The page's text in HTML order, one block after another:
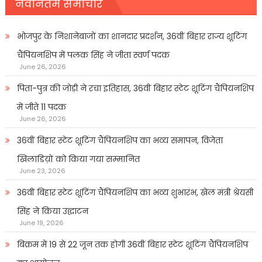
नवीनतम समाचार
भोजपुर के निशानेबाजों का शानदार प्रदर्शन, 36वीं बिहार राज्य शूटिंग
चैंपियनशिप में पलक सिंह ने जीता स्वर्ण पदक
June 26, 2026
पिता-पुत्र की जोड़ी ने रचा इतिहास, 36वीं बिहार स्टेट शूटिंग चैंपियनशिप
में जीते 11 पदक
June 26, 2026
36वीं बिहार स्टेट शूटिंग चैंपियनशिप का भव्य समापन, विजेता
खिलाडिय़ों को किया गया सम्मानित
June 23, 2026
36वीं बिहार स्टेट शूटिंग चैंपियनशिप का भव्य शुभारंभ, खेल मंत्री श्रेयसी
सिंह ने किया उद्घाटन
June 19, 2026
बिक्रम में 19 से 22 जून तक होगी 36वीं बिहार स्टेट शूटिंग चैंपियनशिप